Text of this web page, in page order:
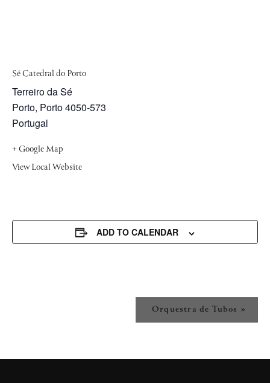
Sé Catedral do Porto
Terreiro da Sé
Porto, Porto4050-573
Portugal
+ Google Map
View Local Website
ADD TO CALENDAR
c
Orquestra de Tubos »